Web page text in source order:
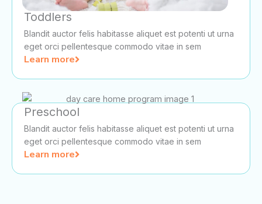
Toddlers
Blandit auctor felis habitasse aliquet est potenti ut urna
eget orci pellentesque commodo vitae in sem
Learn more
Preschool
Blandit auctor felis habitasse aliquet est potenti ut urna
eget orci pellentesque commodo vitae in sem
Learn more